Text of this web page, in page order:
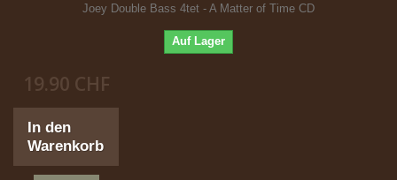
Joey Double Bass 4tet - A Matter of Time CD
Auf Lager
19.90 CHF
In den
Warenkorb